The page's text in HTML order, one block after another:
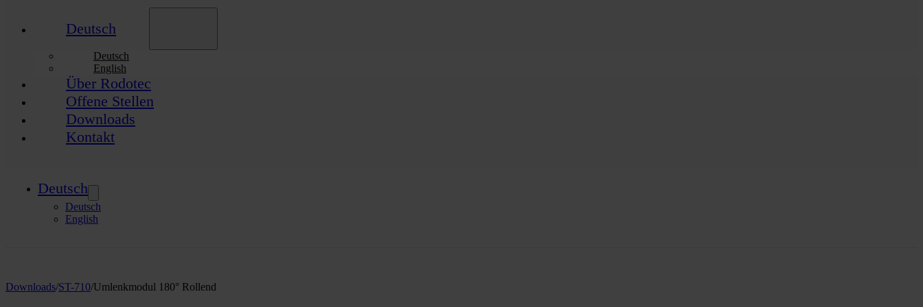
Deutsch
Deutsch
English
Über Rodotec
Offene Stellen
Downloads
Kontakt
Deutsch
Deutsch
English
Downloads/ST-710/Umlenkmodul 180° Rollend